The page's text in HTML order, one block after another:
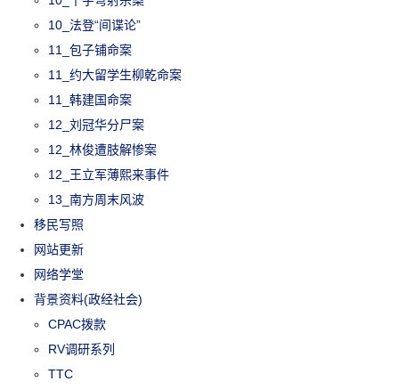
10_法登“间谍论”
11_包子铺命案
11_约大留学生柳乾命案
11_韩建国命案
12_刘冠华分尸案
12_林俊遭肢解惨案
12_王立军薄熙来事件
13_南方周末风波
移民写照
网站更新
网络学堂
背景资料(政经社会)
CPAC拨款
RV调研系列
TTC